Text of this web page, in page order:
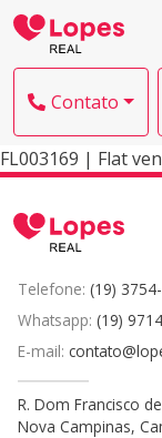
Contato
FL003169 | Flat
Telefone: (19)
Whatsapp: (19)
E-mail:
R. Dom Francisco
Nova Campinas,